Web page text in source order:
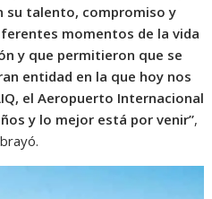
su talento, compromiso y
momentos de la vida
y que permitieron que se
entidad en la que hoy nos
el Aeropuerto Internacional
y lo mejor está por venir”,